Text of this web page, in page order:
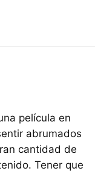
película en
abrumados
cantidad de
Tener que